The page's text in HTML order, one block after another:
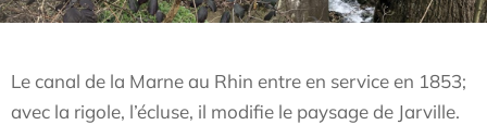
Le canal de la Marne au Rhin entre en service en 1853;
avec la rigole, l’écluse, il modifie le paysage de Jarville.